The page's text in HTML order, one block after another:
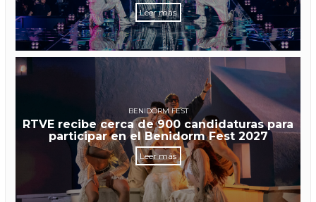
Leer más
BENIDORM FEST
RTVE recibe cerca de 900 candidaturas para
participar en el Benidorm Fest 2027
Leer más